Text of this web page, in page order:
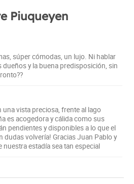
opciones como
reductor, deportivo,
podal y bioterapia.
a 3 km antes de llegar a la
a 18 km de Villa Pehuenia y a 11
Mahuida.
y está prohibido fumar dentro de
Piuqueyen
súper cómodas, un lujo. Ni hablar
dueños y la buena predisposición, sin
vista preciosa, frente al lago
es acogedora y cálida como sus
pendientes y disponibles a lo que el
dudas volvería! Gracias Juan Pablo y
estadía sea tan especial